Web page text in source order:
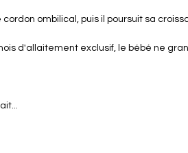
ombilical, puis il poursuit sa
d'allaitement exclusif, le bébé ne